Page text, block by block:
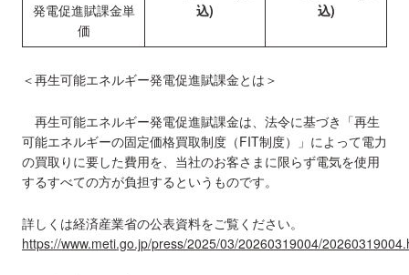
発電促進賦課金単
価
込)
込)
＜再生可能エネルギー発電促進賦課金とは＞
再生可能エネルギー発電促進賦課金は、法令に基づき「再生
可能エネルギーの固定価格買取制度（FIT制度）」によって電力
の買取りに要した費用を、当社のお客さまに限らず電気を使用
するすべての方が負担するというものです。
詳しくは経済産業省の公表資料をご覧ください。
https://www.meti.go.jp/press/2025/03/20260319004/